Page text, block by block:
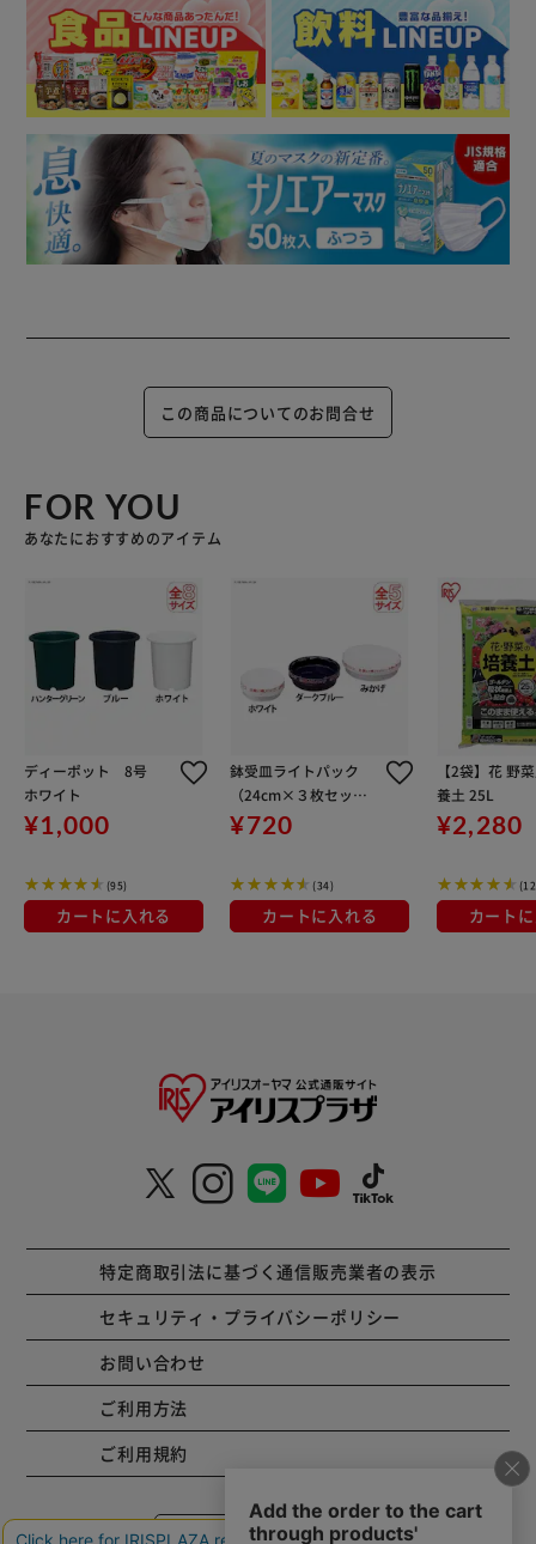
この商品についてのお問合せ
FOR YOU
あなたにおすすめのアイテム
ディーポット 8号
ホワイト
¥1,000
(95)
カートに入れる
鉢受皿ライトパック
（24cm×３枚セッ
ト）ダークブルー
¥720
(34)
カートに入れる
【2袋】花 野
養土 25L
¥2,280
カート
特定商取引法に基づく通信販売業者の表示
セキュリティ・プライバシーポリシー
お問い合わせ
ご利用方法
ご利用規約
コーポレートサイト